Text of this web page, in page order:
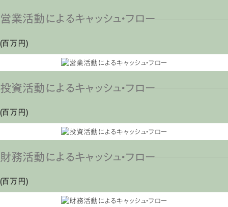
営業活動によるキャッシュ・フロー
(百万円)
投資活動によるキャッシュ・フロー
(百万円)
財務活動によるキャッシュ・フロー
(百万円)